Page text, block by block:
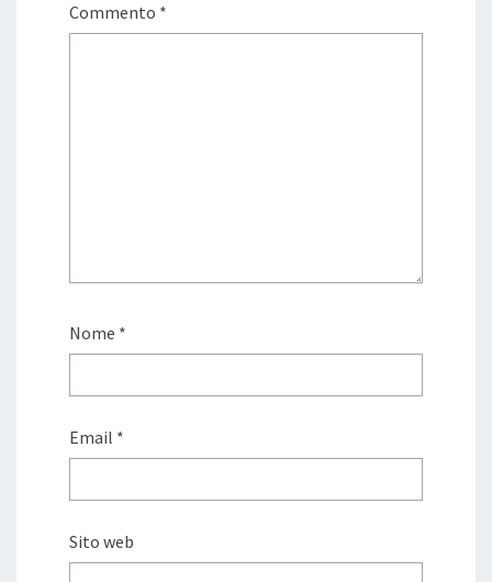
Commento *
Nome *
Email *
Sito web